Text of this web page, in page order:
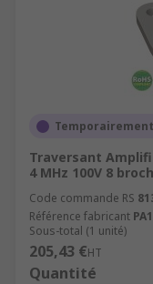
Traversant
4 MHz 100V 8
Code commande RS
Référence fabricant
Sous-total (1 unité)
205,43 €HT
Quantité